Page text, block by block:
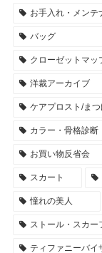
お手入れ・メンテ
バッグ
クローゼットマッ
洋裁アーカイブ
ケアプロスト/まつ
カラー・骨格診断
お買い物反省会
スカート
憧れの美人
ストール・スカー
ティファニーバイ